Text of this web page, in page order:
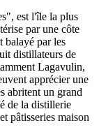
est l'île la plus
par une côte
balayé par les
distillateurs de
Lagavulin,
apprécier une
abritent un grand
de la distillerie
pâtisseries maison